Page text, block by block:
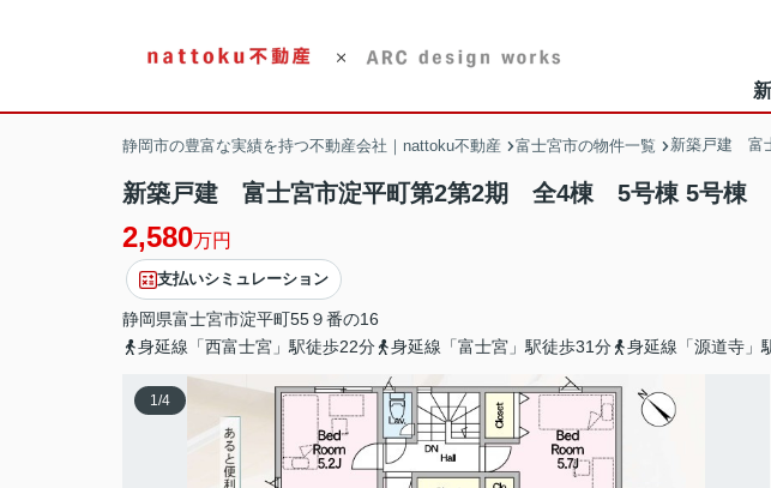
静岡市の豊富な実績を持つ不動産会社｜nattoku不動産 富士宮市の物件一覧 新築戸建 富
新築戸建 富士宮市淀平町第2第2期 全4棟 5号棟 5号棟
2,580万円
支払いシミュレーション
静岡県富士宮市淀平町55９番の16
身延線「西富士宮」駅徒歩22分
身延線「富士宮」駅徒歩31分 身延線「源道寺」
1/4